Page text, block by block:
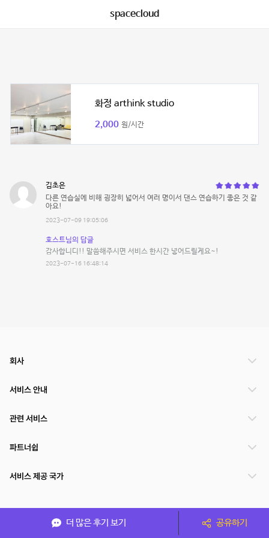
spacecloud
화정 arthink studio
2,000 원/시간
김초은
다른 연습실에 비해 굉장히 넓어서 여러 명이서 댄스 연습하기 좋은 것 같
아요!
2023-07-09 19:05:06
호스트님의 답글
감사합니디!! 말씀해주시면 서비스 한시간 넣어드릴게요~!
2023-07-16 16:48:14
더 많은 후기 보기 공유하기
회사
서비스 안내
관련 서비스
파트너쉽
서비스 제공 국가
(주)NSPACE 사업자정보